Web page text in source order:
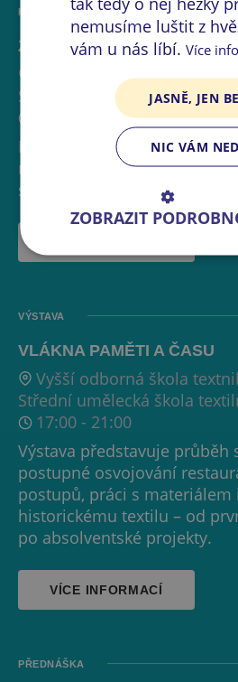
KOMENTOVANÁ PROHLÍDKA
Za dveřmi ateliérů – kde se
Vyšší odborná škola
Střední umělecká škola
21:00
Během Muzejní noci máte
možnost nahlédnout do
studenti a učitelé představí:
VÝSTAVA
VLÁKNA PAMĚTI A ČASU
Vyšší odborná škola
Střední umělecká škola
17:00 - 21:00
Výstava představuje průběh
postupné osvojování
postupů, práci s
historickému textilu – od
po absolventské projekty.
VÍCE INFORMACÍ
PŘEDNÁŠKA
nemusíme luštit z
vám u nás líbí. Více
JASNĚ, JEN
NIC VÁM
ZOBRAZIT